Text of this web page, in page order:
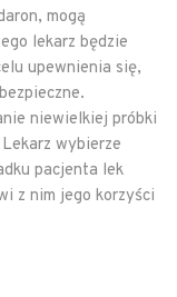
mogą
lekarz będzie
upewnienia się,
niewielkiej próbki
wybierze
pacjenta lek
z nim jego korzyści